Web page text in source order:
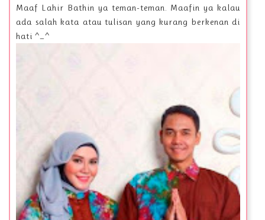
Maaf Lahir Bathin ya teman-teman. Maafin ya kalau
ada salah kata atau tulisan yang kurang berkenan di
hati ^_^